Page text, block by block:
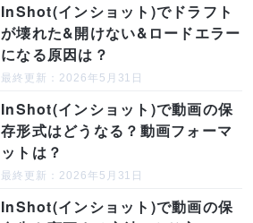
InShot(インショット)でドラフト
が壊れた&開けない&ロードエラー
になる原因は？
最終更新：2026年5月31日
InShot(インショット)で動画の保
存形式はどうなる？動画フォーマ
ットは？
最終更新：2026年5月31日
InShot(インショット)で動画の保